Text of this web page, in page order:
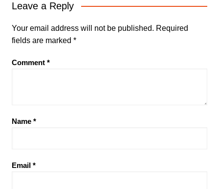
Leave a Reply
Your email address will not be published. Required
fields are marked *
Comment *
Name *
Email *